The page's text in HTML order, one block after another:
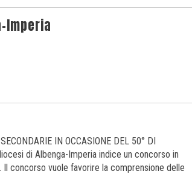
Imperia
IN OCCASIONE DEL 50° DI
di Albenga-Imperia indice un concorso in
concorso vuole favorire la comprensione delle